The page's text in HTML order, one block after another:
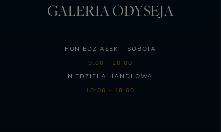
GALERIA ODYSEJA
PONIEDZIAŁEK - SOBOTA
9:00 - 20:00
NIEDZIELA HANDLOWA
10:00 - 18:00